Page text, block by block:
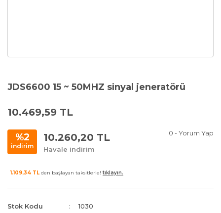
JDS6600 15 ~ 50MHZ sinyal jeneratörü
10.469,59 TL
%2
indirim
10.260,20 TL
Havale indirim
0 - Yorum Yap
1.109,34 TL den başlayan taksitlerle! tıklayın.
Stok Kodu 1030